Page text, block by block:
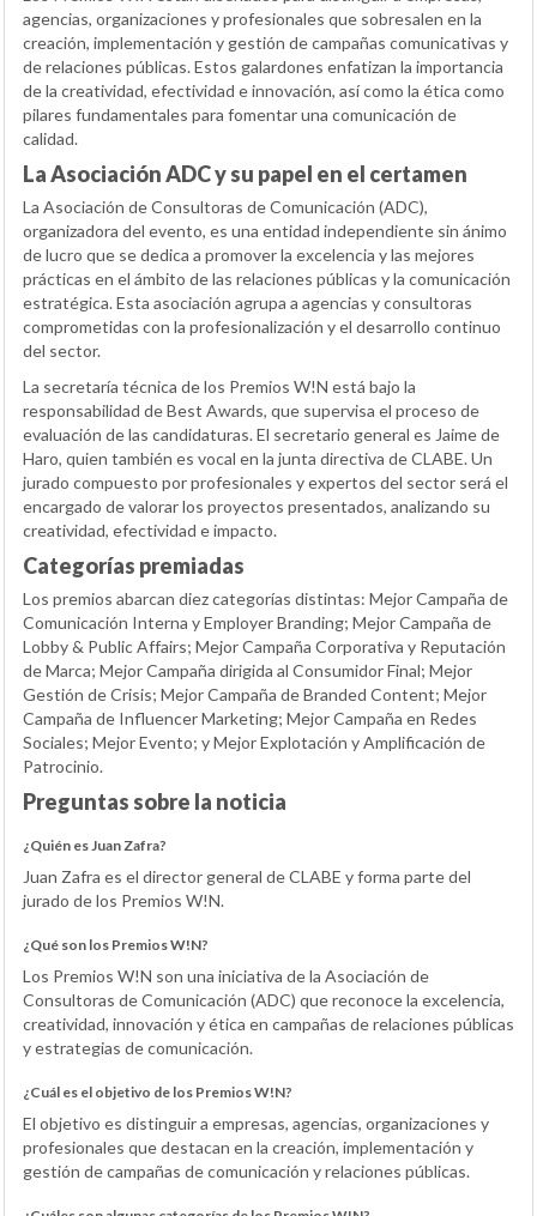
agencias, organizaciones y profesionales que sobresalen en la
creación, implementación y gestión de campañas comunicativas y
de relaciones públicas. Estos galardones enfatizan la importancia
de la creatividad, efectividad e innovación, así como la ética como
pilares fundamentales para fomentar una comunicación de
calidad.
La Asociación ADC y su papel en el certamen
La Asociación de Consultoras de Comunicación (ADC),
organizadora del evento, es una entidad independiente sin ánimo
de lucro que se dedica a promover la excelencia y las mejores
prácticas en el ámbito de las relaciones públicas y la comunicación
estratégica. Esta asociación agrupa a agencias y consultoras
comprometidas con la profesionalización y el desarrollo continuo
del sector.
La secretaría técnica de los Premios W!N está bajo la
responsabilidad de Best Awards, que supervisa el proceso de
evaluación de las candidaturas. El secretario general es Jaime de
Haro, quien también es vocal en la junta directiva de CLABE. Un
jurado compuesto por profesionales y expertos del sector será el
encargado de valorar los proyectos presentados, analizando su
creatividad, efectividad e impacto.
Categorías premiadas
Los premios abarcan diez categorías distintas: Mejor Campaña de
Comunicación Interna y Employer Branding; Mejor Campaña de
Lobby & Public Affairs; Mejor Campaña Corporativa y Reputación
de Marca; Mejor Campaña dirigida al Consumidor Final; Mejor
Gestión de Crisis; Mejor Campaña de Branded Content; Mejor
Campaña de Influencer Marketing; Mejor Campaña en Redes
Sociales; Mejor Evento; y Mejor Explotación y Amplificación de
Patrocinio.
Preguntas sobre la noticia
¿Quién es Juan Zafra?
Juan Zafra es el director general de CLABE y forma parte del
jurado de los Premios W!N.
¿Qué son los Premios W!N?
Los Premios W!N son una iniciativa de la Asociación de
Consultoras de Comunicación (ADC) que reconoce la excelencia,
creatividad, innovación y ética en campañas de relaciones públicas
y estrategias de comunicación.
¿Cuál es el objetivo de los Premios W!N?
El objetivo es distinguir a empresas, agencias, organizaciones y
profesionales que destacan en la creación, implementación y
gestión de campañas de comunicación y relaciones públicas.